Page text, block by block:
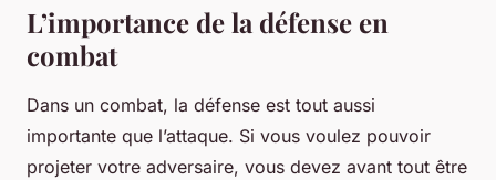
L’importance de la défense en
combat
Dans un combat, la défense est tout aussi
importante que l’attaque. Si vous voulez pouvoir
projeter votre adversaire, vous devez avant tout être